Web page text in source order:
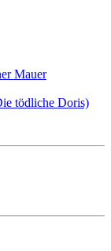
Mauer
tödliche Doris)